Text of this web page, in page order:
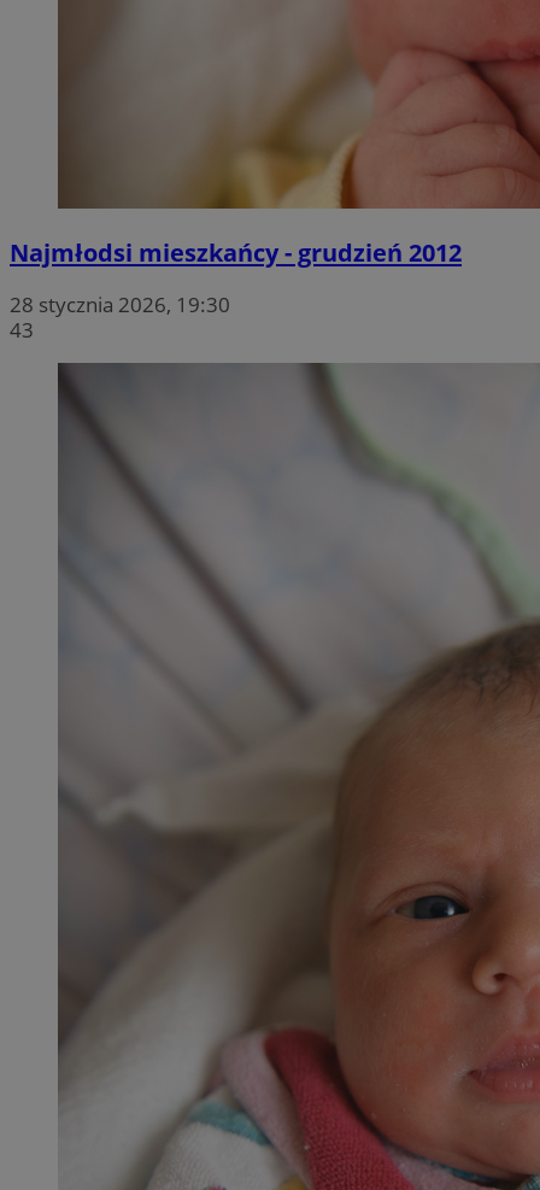
Najmłodsi mieszkańcy - grudzień 2012
28 stycznia 2026, 19:30
43